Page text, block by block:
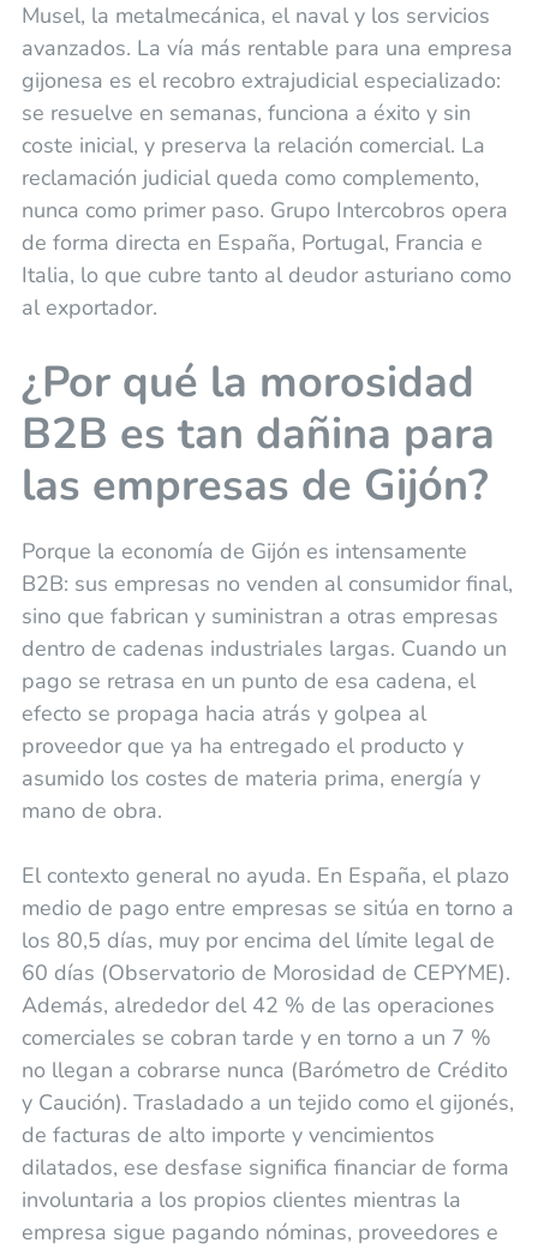
Musel, la metalmecánica, el naval y los servicios
avanzados. La vía más rentable para una empresa
gijonesa es el recobro extrajudicial especializado:
se resuelve en semanas, funciona a éxito y sin
coste inicial, y preserva la relación comercial. La
reclamación judicial queda como complemento,
nunca como primer paso. Grupo Intercobros opera
de forma directa en España, Portugal, Francia e
Italia, lo que cubre tanto al deudor asturiano como
al exportador.
¿Por qué la morosidad
B2B es tan dañina para
las empresas de Gijón?
Porque la economía de Gijón es intensamente
B2B: sus empresas no venden al consumidor final,
sino que fabrican y suministran a otras empresas
dentro de cadenas industriales largas. Cuando un
pago se retrasa en un punto de esa cadena, el
efecto se propaga hacia atrás y golpea al
proveedor que ya ha entregado el producto y
asumido los costes de materia prima, energía y
mano de obra.
El contexto general no ayuda. En España, el plazo
medio de pago entre empresas se sitúa en torno a
los 80,5 días, muy por encima del límite legal de
60 días (Observatorio de Morosidad de CEPYME).
Además, alrededor del 42 % de las operaciones
comerciales se cobran tarde y en torno a un 7 %
no llegan a cobrarse nunca (Barómetro de Crédito
y Caución). Trasladado a un tejido como el gijonés,
de facturas de alto importe y vencimientos
dilatados, ese desfase significa financiar de forma
involuntaria a los propios clientes mientras la
empresa sigue pagando nóminas, proveedores e